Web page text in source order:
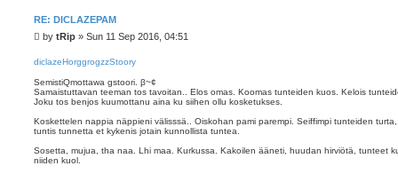
RE: DICLAZEPAM
P
s
by tRip » Sun 11 Sep 2016, 04:51
diclazeHorggrogzzStoory
SemistiQmottawa gstoori. β~¢
Samaistuttavan teeman tos tavoitan.. Elos omas. Koomas tunteiden kuos. Kelois
Joku tos benjos kuumottanu aina ku siihen ollu kosketukses.
Koskettelen nappia näppieni välisssä.. Oiskohan pami parempi. Seiffimpi tunteiden
tuntis tunnetta et kykenis jotain kunnollista tuntea.
Sosetta, mujua, tha naa. Lhi maa. Kurkussa. Kakoilen ääneti, huudan hirviötä, tunteet
niiden kuol.